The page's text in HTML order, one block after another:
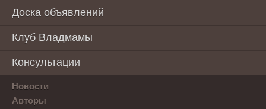
Доска объявлений
Клуб Владмамы
Консультации
Новости
Авторы